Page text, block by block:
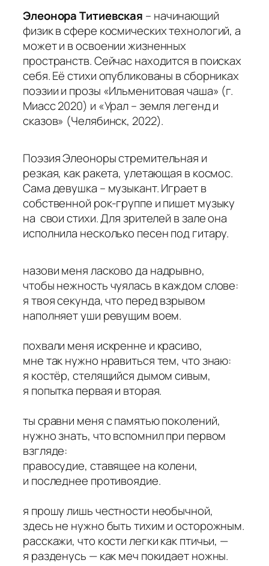
Элеонора Титиевская – начинающий
физик в сфере космических технологий, а
может и в освоении жизненных
пространств. Сейчас находится в поисках
себя. Её стихи опубликованы в сборниках
поэзии и прозы «Ильменитовая чаша» (г.
Миасс 2020) и «Урал – земля легенд и
сказов» (Челябинск, 2022).
Поэзия Элеоноры стремительная и
резкая, как ракета, улетающая в космос.
Сама девушка – музыкант. Играет в
собственной рок-группе и пишет музыку
на свои стихи. Для зрителей в зале она
исполнила несколько песен под гитару.
назовименя ласково да надрывно,
чтобы нежность чуялась в каждом слове:
я твоя секунда, что перед взрывом
наполняет уши ревущим воем.
похвали меня искренне и красиво,
мне так нужно нравиться тем, что знаю:
я костëр, стелящийся дымом сивым,
я попытка первая и вторая.
ты сравни меня с памятью поколений,
нужно знать, что вспомнил при первом
взгляде:
правосудие, ставящее на колени,
и последнее противоядие.
я прошу лишь честности необычной,
здесь не нужно быть тихим и осторожным.
расскажи, что кости легки как птичьи, —
я разденусь — как меч покидает ножны.